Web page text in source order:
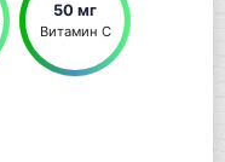
50 мг
Витамин С